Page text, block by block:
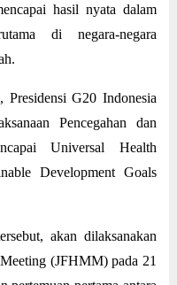
hasil nyata dalam
di negara-negara
Presidensi G20 Indonesia
Pencegahan dan
Universal Health
Development Goals
akan dilaksanakan
(JFHMM) pada 21